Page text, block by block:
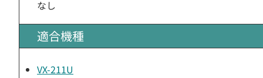
なし
適合機種
VX-211U